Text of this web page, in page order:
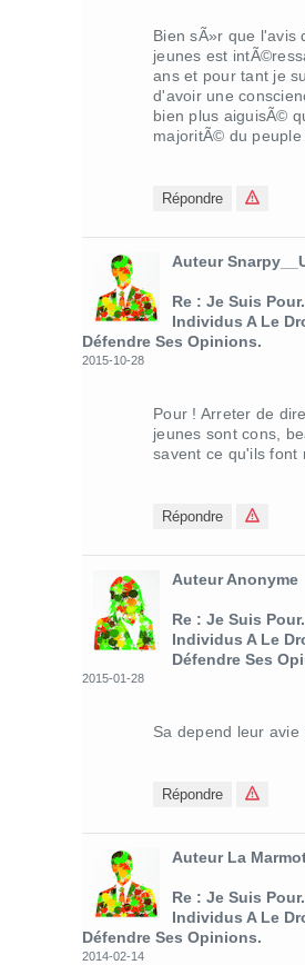
Bien sÃ»r que l'avis
jeunes est
ans et pour tant je
d'avoir une
bien plus aiguisÃ©
majoritÃ© du peuple
Répondre
Auteur
Re : Je Suis
Individus A Le
Défendre Ses Opinions.
2015-10-28
Pour ! Arreter de
jeunes sont cons,
savent ce qu'ils font
Répondre
Auteur Anonyme
Re : Je Suis
Individus A Le
Défendre Ses
2015-01-28
Sa depend leur avie
Répondre
Auteur La
Re : Je Suis
Individus A Le
Défendre Ses Opinions.
2014-02-14